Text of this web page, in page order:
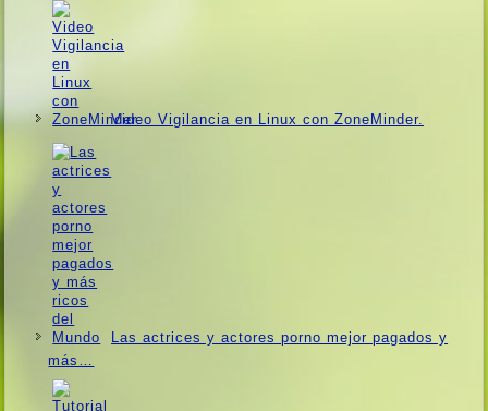
Video Vigilancia en Linux con ZoneMinder.
Las actrices y actores porno mejor pagados y
más…